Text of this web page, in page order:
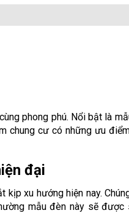
phong phú. Nổi bật là
chung cư có những ưu
đại
xu hướng hiện nay.
mẫu đèn này sẽ